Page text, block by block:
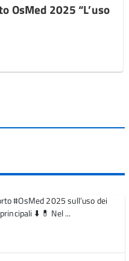
OsMed 2025 “L’uso
#OsMed 2025 sull’uso dei
⬇️ 💊 Nel ...